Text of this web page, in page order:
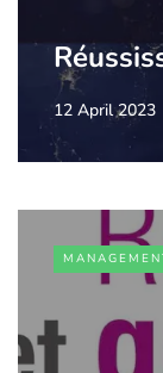
12 April 2023